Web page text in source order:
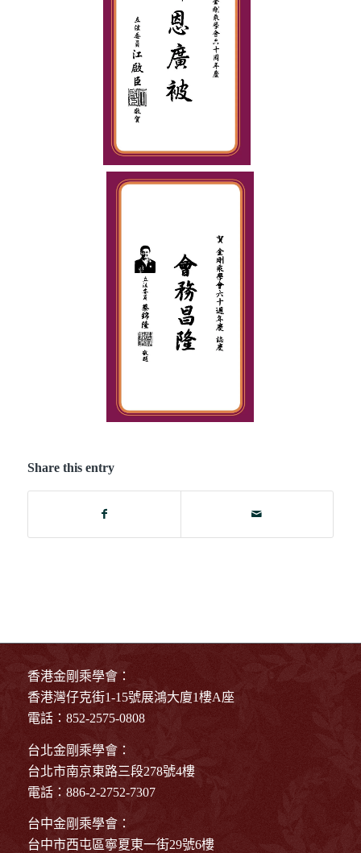
Share this entry
香港金剛乘學會：
香港灣仔克街1-15號展鴻大廈1樓A座
電話：852-2575-0808
台北金剛乘學會：
台北市南京東路三段278號4樓
電話：886-2-2752-7307
台中金剛乘學會：
台中市西屯區寧夏東一街29號6樓